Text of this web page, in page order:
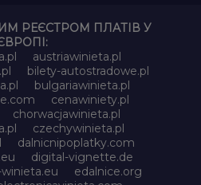
РЕЄСТРОМ ПЛАТІВ У
austriawinieta.pl
bilety-autostradowe.pl
bulgariawinieta.pl
cenawiniety.pl
chorwacjawinieta.pl
czechywinieta.pl
dalnicnipoplatky.com
digital-vignette.de
edalnice.org